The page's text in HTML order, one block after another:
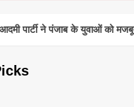
ने पंजाब के युवाओं को मजबूत